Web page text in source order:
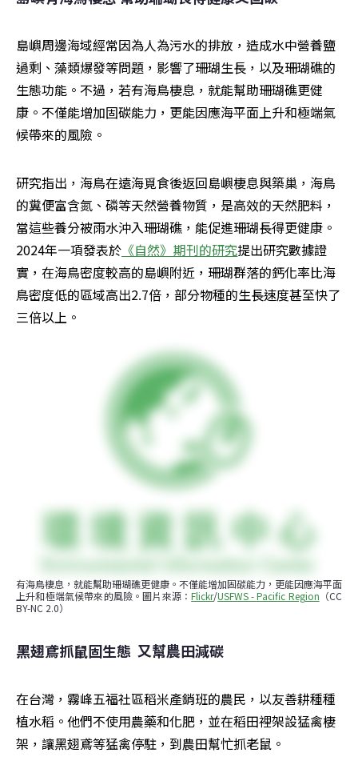
島嶼周邊海域經常因為人為污水的排放，造成水中營養鹽
過剩、藻類爆發等問題，影響了珊瑚生長，以及珊瑚礁的
生態功能。不過，若有海鳥棲息，就能幫助珊瑚礁更健
康。不僅能增加固碳能力，更能因應海平面上升和極端氣
候帶來的風險。
研究指出，海鳥在遠海覓食後返回島嶼棲息與築巢，海鳥
的糞便富含氮、磷等天然營養物質，是高效的天然肥料，
當這些養分被雨水沖入珊瑚礁，能促進珊瑚長得更健康。
2024年一項發表於 《自然》期刊的研究提出研究數據證
實，在海鳥密度較高的島嶼附近，珊瑚群落的鈣化率比海
鳥密度低的區域高出2.7倍，部分物種的生長速度甚至快了
三倍以上。
有海鳥棲息，就能幫助珊瑚礁更健康。不僅能增加固碳能力，更能因應海平面
上升和極端氣候帶來的風險。圖片來源：Flickr/USFWS - Pacific Region （CC
BY-NC 2.0）
黑翅鳶抓鼠固生態  又幫農田減碳
在台灣，霧峰五福社區稻米產銷班的農民，以友善耕種種
植水稻。他們不使用農藥和化肥，並在稻田裡架設猛禽棲
架，讓黑翅鳶等猛禽停駐，到農田幫忙抓老鼠。